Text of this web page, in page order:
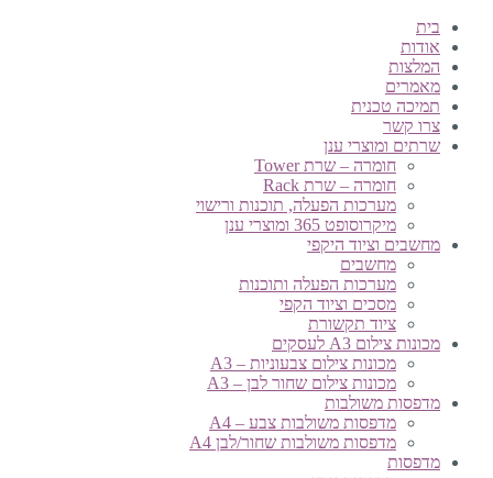
בית
אודות
המלצות
מאמרים
תמיכה טכנית
צרו קשר
שרתים ומוצרי ענן
חומרה – שרת Tower
חומרה – שרת Rack
מערכות הפעלה, תוכנות ורישוי
מיקרוסופט 365 ומוצרי ענן
מחשבים וציוד היקפי
מחשבים
מערכות הפעלה ותוכנות
מסכים וציוד הקפי
ציוד תקשורת
מכונות צילום A3 לעסקים
מכונות צילום צבעוניות – A3
מכונות צילום שחור לבן – A3
מדפסות משולבות
מדפסות משולבות צבע – A4
מדפסות משולבות שחור/לבן A4
מדפסות